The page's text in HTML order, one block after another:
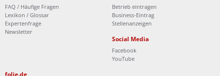
FAQ / Häufige Fragen
Lexikon / Glossar
Expertenfrage
Newsletter
Betrieb eintragen
Business-Eintrag
Stellenanzeigen
Social Media
Facebook
YouTube
folie.de